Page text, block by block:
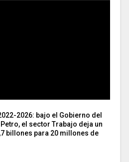
2026: bajo el Gobierno del
el sector Trabajo deja un
billones para 20 millones de